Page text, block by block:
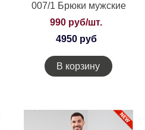
007/1 Брюки мужские
990 руб/шт.
4950 руб
В корзину